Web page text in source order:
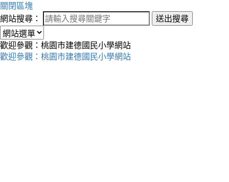
關閉區塊
網站搜尋：
送出搜尋
歡迎參觀：桃園市建德國民小學網站
歡迎參觀：桃園市建德國民小學網站